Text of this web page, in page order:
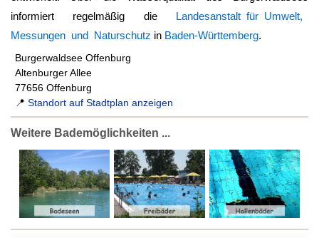
informiert regelmäßig die Landesanstalt für Umwelt,
Messungen und Naturschutz in Baden-Württemberg.
Burgerwaldsee Offenburg
Altenburger Allee
77656 Offenburg
📍 Standort auf Stadtplan anzeigen
Weitere Bademöglichkeiten ...